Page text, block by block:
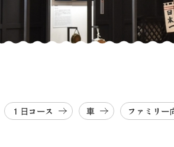
１日コース 車 ファミリー